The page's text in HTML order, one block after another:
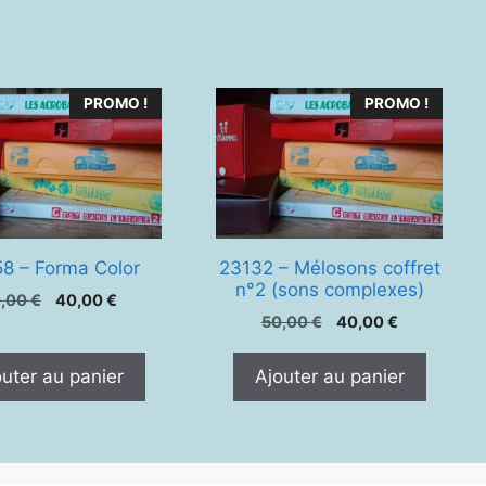
PROMO !
– Forma Color
€
Le
était :
50,00 €.
40,00€Le
est :
au panier
PROMO !
23132 – Mélosons coffret
n°2 (sons complexes)
50,00€
Le
était :
40,00€Le
Ajouter au panier